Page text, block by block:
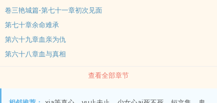
卷三艳城篇-第七十一章初次见面
第七十章余命难承
第六十九章血亲为仇
第六十八章血与真相
查看全部章节